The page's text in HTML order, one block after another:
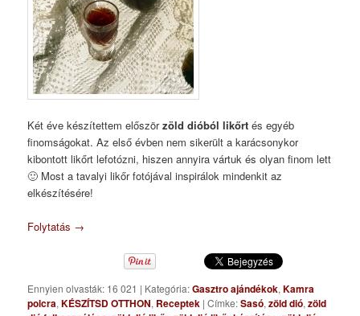
Két éve készítettem előszörzöld dióból likőrt és egyéb
finomságokat. Az első évben nem sikerült a karácsonykor
kibontott likőrt lefotózni, hiszen annyira vártuk és olyan finom lett
🙂 Most a tavalyi likőr fotójával inspirálok mindenkit az
elkészítésére!
Folytatás →
Ennyien olvasták: 16 021 | Kategória:Gasztro ajándékok,Kamra
polcra,KÉSZÍTSD OTTHON, Receptek |Címke:Sasó,zöld dió,zöld